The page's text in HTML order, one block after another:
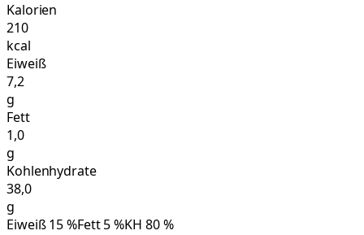
Kalorien
210
kcal
Eiweiß
7,2
g
Fett
1,0
g
Kohlenhydrate
38,0
g
Eiweiß15%Fett5%KH 80%